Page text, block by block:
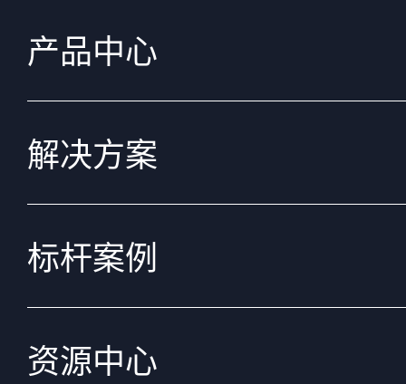
产品中心
解决方案
标杆案例
资源中心